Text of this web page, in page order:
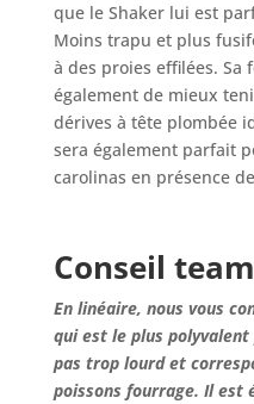
que le Shaker lui est
Moins trapu et plus
à des proies effilées.
également de mieux
dérives à tête plombée
sera également parfait
carolinas en présence
Conseil
En linéaire, nous vous
qui est le plus
pas trop lourd et
poissons fourrage. Il est